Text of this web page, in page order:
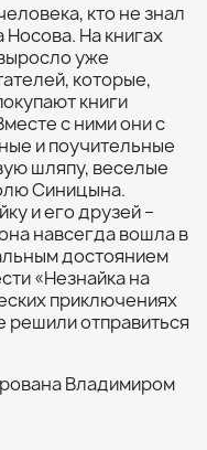
кто не знал
На книгах
уже
которые,
книги
с ними они с
и поучительные
шляпу, веселые
Синицына.
и его друзей –
навсегда вошла в
достоянием
«Незнайка на
приключениях
решили отправиться
Владимиром